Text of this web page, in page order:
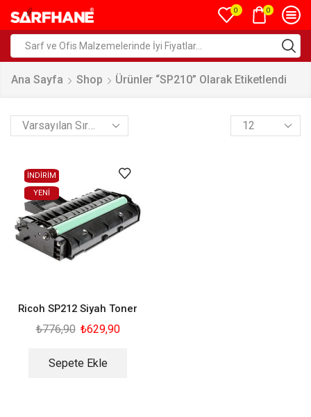
0 0
Ana Sayfa Shop Ürünler “SP210” Olarak Etiketlendi
İNDİRİM
YENI
Ricoh SP212 Siyah Toner
₺776,90 ₺629,90
Sepete Ekle